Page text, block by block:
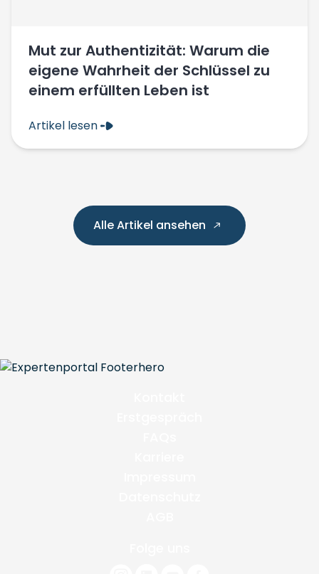
Mut zur Authentizität: Warum die
eigene Wahrheit der Schlüssel zu
einem erfüllten Leben ist
Artikel lesen
Alle Artikel ansehen